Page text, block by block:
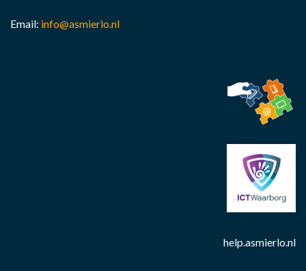
Email: info@asmierlo.nl
help.asmierlo.nl